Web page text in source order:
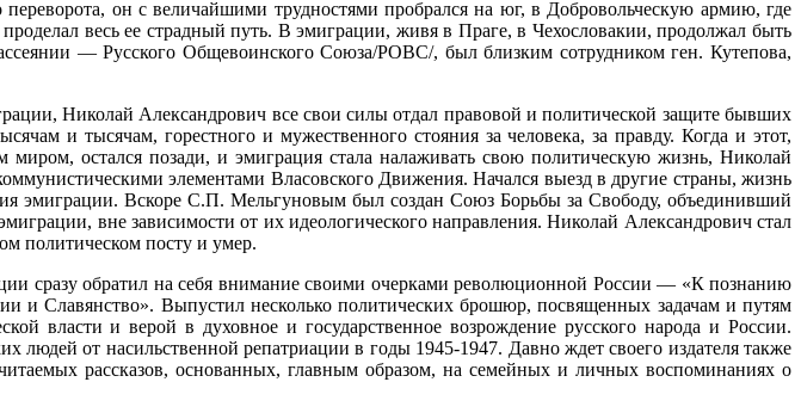
он с величайшими трудностями пробрался на юг, в Добровольческую армию, где
весь ее страдный путь. В эмиграции, живя в Праге, в Чехословакии, продолжал быть
— Русского Общевоинского Союза/РОВС/, был близким сотрудником ген. Кутепова,
Николай Александрович все свои силы отдал правовой и политической защите бывших
и тысячам, горестного и мужественного стояния за человека, за правду. Когда и этот,
остался позади, и эмиграция стала налаживать свою политическую жизнь, Николай
элементами Власовского Движения. Начался выезд в другие страны, жизнь
эмиграции. Вскоре С.П. Мельгуновым был создан Союз Борьбы за Свободу, объединивший
вне зависимости от их идеологического направления. Николай Александрович стал
политическом посту и умер.
сразу обратил на себя внимание своими очерками революционной России — «К познанию
Славянство». Выпустил несколько политических брошюр, посвященных задачам и путям
власти и верой в духовное и государственное возрождение русского народа и России.
людей от насильственной репатриации в годы 1945-1947. Давно ждет своего издателя также
рассказов, основанных, главным образом, на семейных и личных воспоминаниях о